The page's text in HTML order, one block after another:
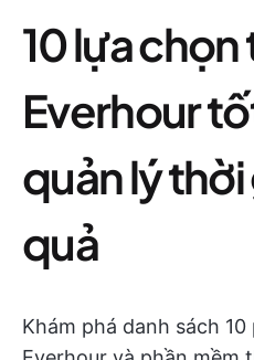
10 lựa
Everhour
quản lý
quả
Khám phá danh sách